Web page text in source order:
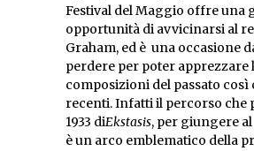
Festival del Maggio offre una
opportunità di avvicinarsi al
Graham, ed è una occasione
perdere per poter apprezzare
composizioni del passato così
recenti. Infatti il percorso che
1933 diEkstasis, per giungere al
è un arco emblematico della